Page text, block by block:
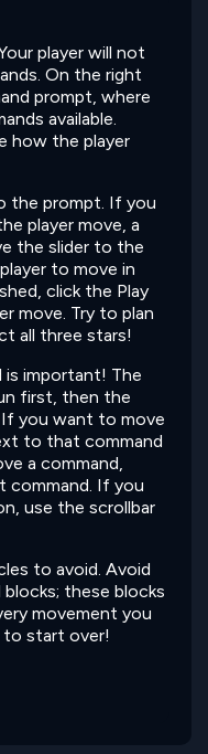
player will not
On the right
prompt, where
available.
how the player
the prompt. If you
player move, a
the slider to the
to move in
click the Play
move. Try to plan
all three stars!
important! The
first, then the
If you want to move
to that command
a command,
If you
use the scrollbar
to avoid. Avoid
these blocks
movement you
to start over!